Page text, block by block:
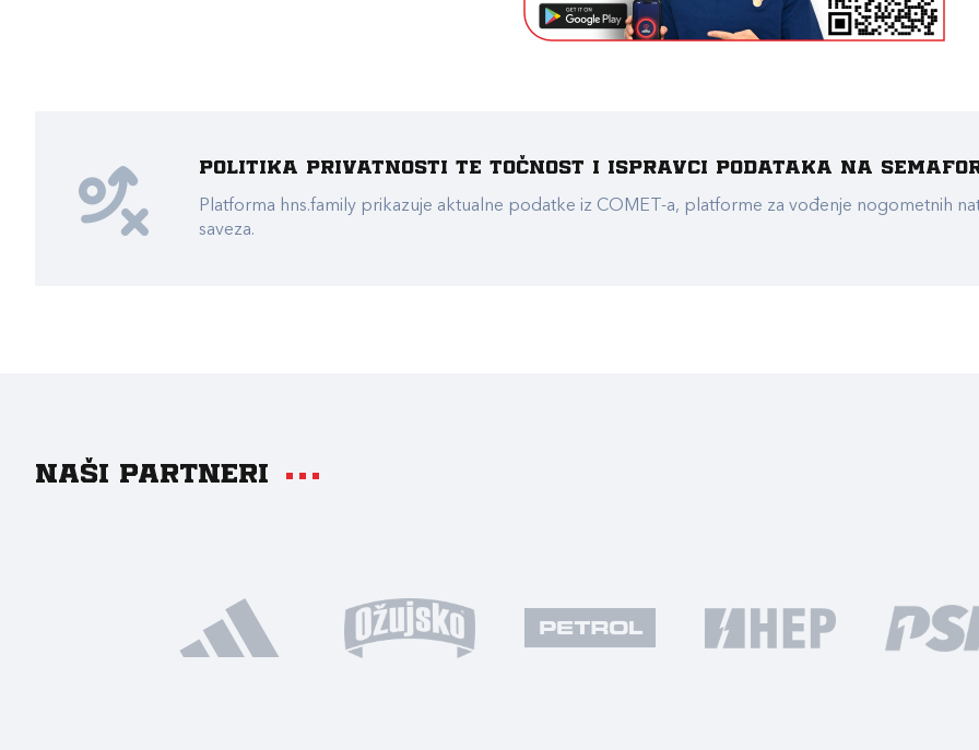
Politika privatnosti te točnost i ispravci podataka na
Platforma hns.family prikazuje aktualne podatke iz COMET-a, platforme za vođenje nogometnih
saveza.
Naši partneri